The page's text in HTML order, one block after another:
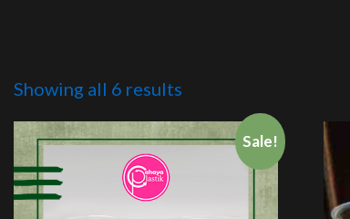
Showing all 6 results
Sale!